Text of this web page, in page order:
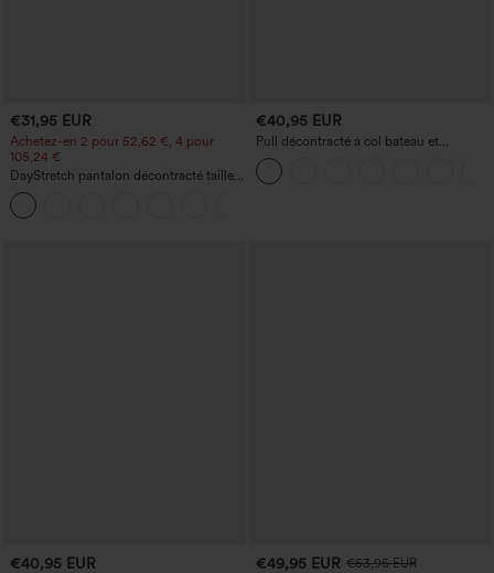
€31,95 EUR
Achetez-en 2 pour 52,62 €, 4 pour
105,24 €
DayStretch pantalon décontracté taille
haute à jambe en forme de tonneau
avec poches
€40,95 EUR
Pull décontracté à col bateau et
manches chauve-souris
€40,95 EUR €49,95 EUR €53,95 EUR